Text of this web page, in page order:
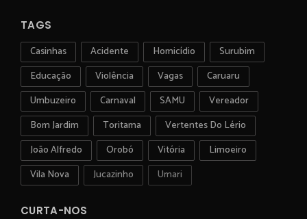
TAGS
Casinhas Acidente Homicídio
Surubim
Educação
Violência Vagas
Caruaru
Umbuzeiro
Carnaval SAMU
Vereador
Bom Jardim
Toritama
Vertentes Do Lério
João Alfredo
Orobó Vitória
Limoeiro
Vila Nova
Jucazinho Umari
CURTA-NOS